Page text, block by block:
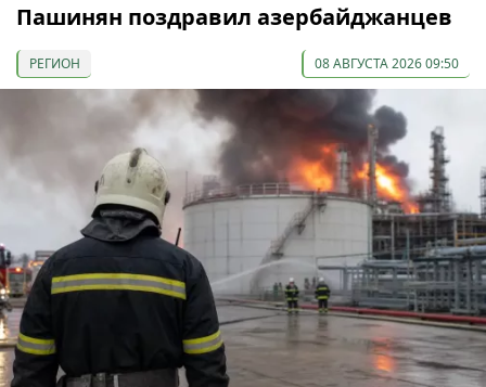
Пашинян поздравил азербайджанцев
РЕГИОН 08 АВГУСТА 2026 09:50